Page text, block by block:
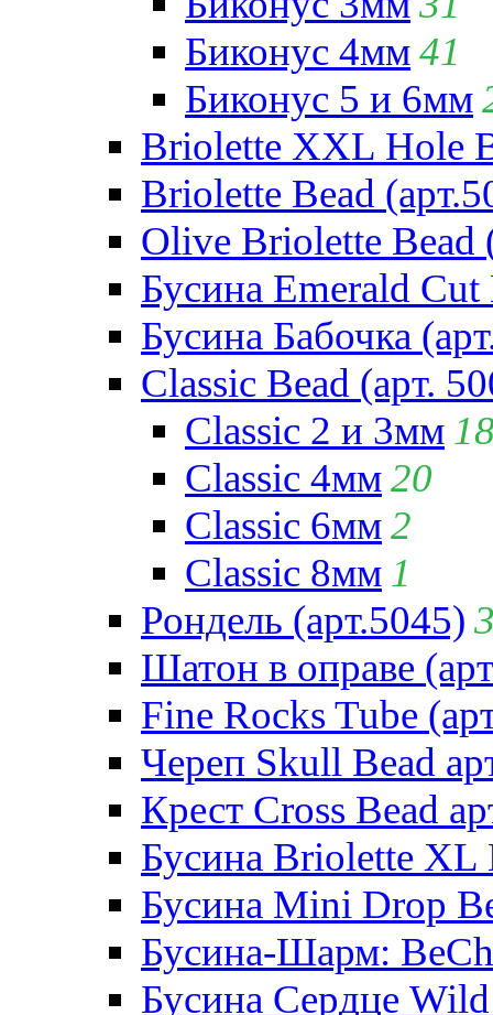
Биконус 4мм41
Биконус 5 и 6мм
Briolette XXL Hole
Briolette Bead
Olive Briolette Bead
Бусина Emerald Cut
Бусина Бабочка
Classic Bead (арт.
Classic 2 и 3мм
Classic 4мм20
Classic 6мм2
Classic 8мм 1
Рондель (арт.5045)
Шатон в оправе
Fine Rocks Tube
Череп Skull Bead
Крест Cross Bead
Бусина Briolette XL
Бусина Mini Drop
Бусина-Шарм:
Бусина Сердце